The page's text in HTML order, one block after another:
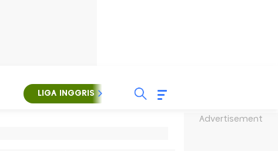
Advertisement
LIGA INGGRIS LIGA ITALIA